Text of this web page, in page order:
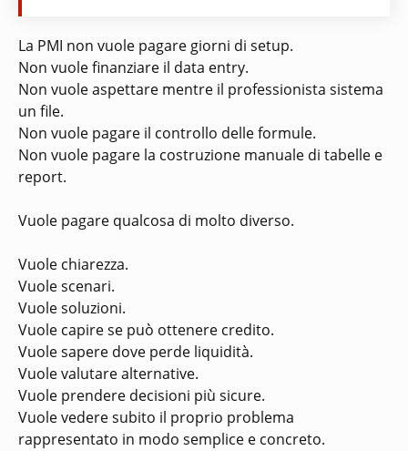
La PMI non vuole pagare giorni di setup.
Non vuole finanziare il data entry.
Non vuole aspettare mentre il professionista sistema
un file.
Non vuole pagare il controllo delle formule.
Non vuole pagare la costruzione manuale di tabelle e
report.
Vuole pagare qualcosa di molto diverso.
Vuole chiarezza.
Vuole scenari.
Vuole soluzioni.
Vuole capire se può ottenere credito.
Vuole sapere dove perde liquidità.
Vuole valutare alternative.
Vuole prendere decisioni più sicure.
Vuole vedere subito il proprio problema
rappresentato in modo semplice e concreto.